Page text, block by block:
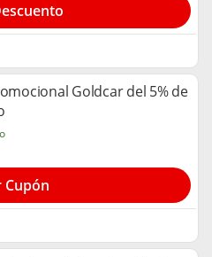
Goldcar del 5% de
Cupón